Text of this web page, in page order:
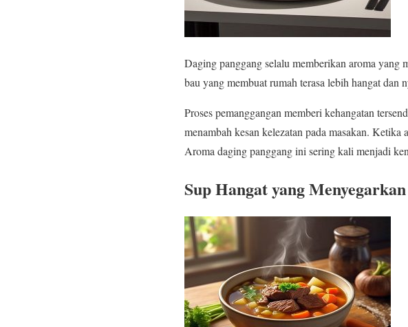
Daging panggang selalu memberikan aroma yang
bau yang membuat rumah terasa lebih hangat dan
Proses pemanggangan memberi kehangatan
menambah kesan kelezatan pada masakan.
Aroma daging panggang ini sering kali menjadi
Sup Hangat yang Menyegarkan